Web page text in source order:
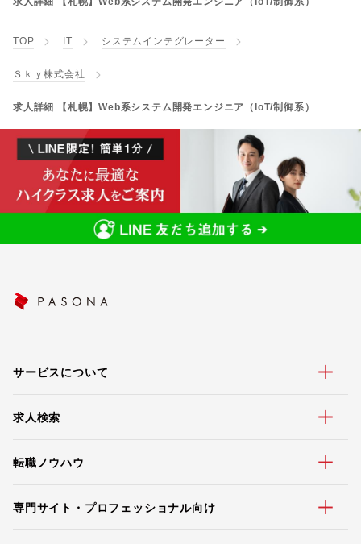
TOP IT システムインテグレーター
Ｓｋｙ株式会社
求人詳細 【札幌】Web系システム開発エンジニア（IoT/制御系）
サービスについて
求人検索
転職ノウハウ
専門サイト・プロフェッショナル向け